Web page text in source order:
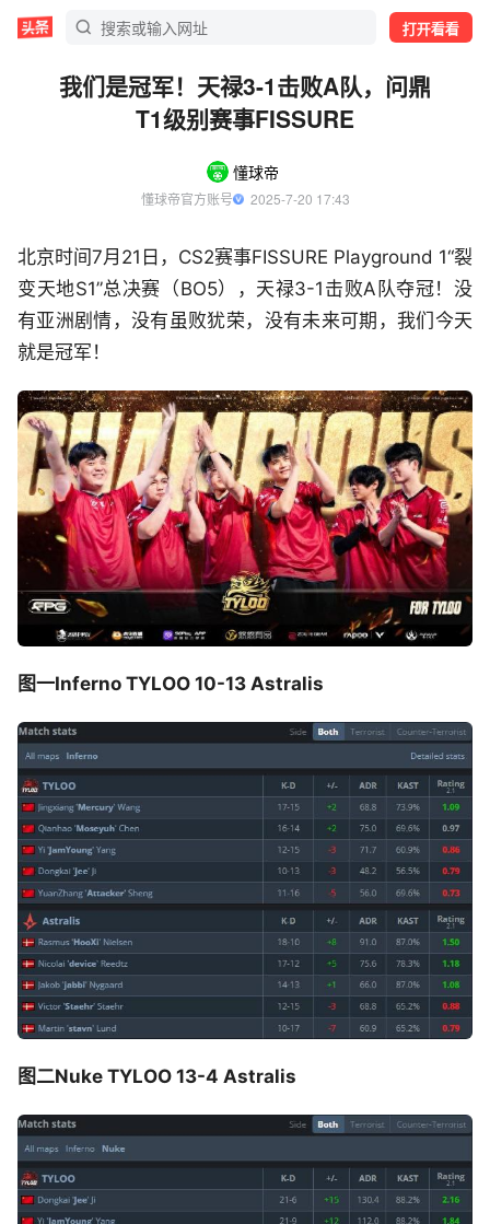
打开看看
我们是冠军！天禄3-1击败A队，问鼎
T1级别赛事FISSURE
懂球帝
懂球帝官方账号
  2025-7-20 17:43
北京时间7月21日，CS2赛事FISSURE Playground 1“裂
变天地S1”总决赛（BO5），天禄3-1击败A队夺冠！没
有亚洲剧情，没有虽败犹荣，没有未来可期，我们今天
就是冠军！
图一Inferno TYLOO 10-13 Astralis
图二Nuke TYLOO 13-4 Astralis